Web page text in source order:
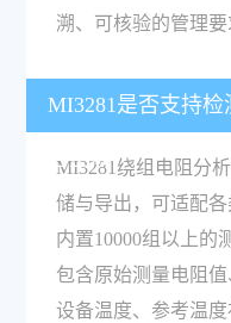
溯、可核验的管理要
MI3281是否支持
告生成？
MI3281绕组电阻分
储与导出，可适配
内置10000组以上的
包含原始测量电阻
设备温度、参考温